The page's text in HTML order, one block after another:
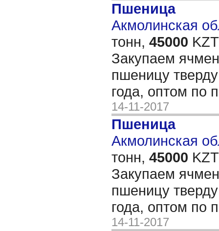
Пшеница
Акмолинская
тонн, 45000
Закупаем
пшеницу
года, оптом по
14-11-2017
Пшеница
Акмолинская
тонн, 45000
Закупаем
пшеницу
года, оптом по
14-11-2017